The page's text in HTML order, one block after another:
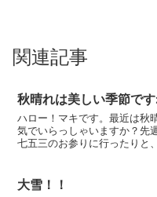
関連記事
秋晴れは美しい季節で
ハロー！マキです。最近は秋
気でいらっしゃいますか？先
七五三のお参りに行ったりと
大雪！！